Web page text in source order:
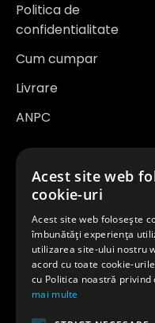
Politica de
confidentialitate
Cum cumpar
Livrare
ANPC
Newsletter
Fiți la curent cu
la newsletter-ul
Am citit şi sunt de acord cu
Acest site web
cookie-uri
Acest site web folosește
îmbunătăți experiența
utilizarea site-ului nostru
acord cu toate cookie-
cu Politica noastră privind
mai multe